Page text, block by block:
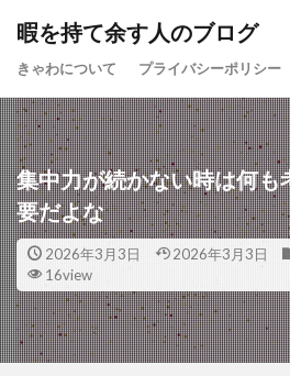
暇を持て余す人のブログ
きゃわについて プライバシーポリシー
集中力が続かない時は何も
要だよな
2026年3月3日 2026年3月3日
16view